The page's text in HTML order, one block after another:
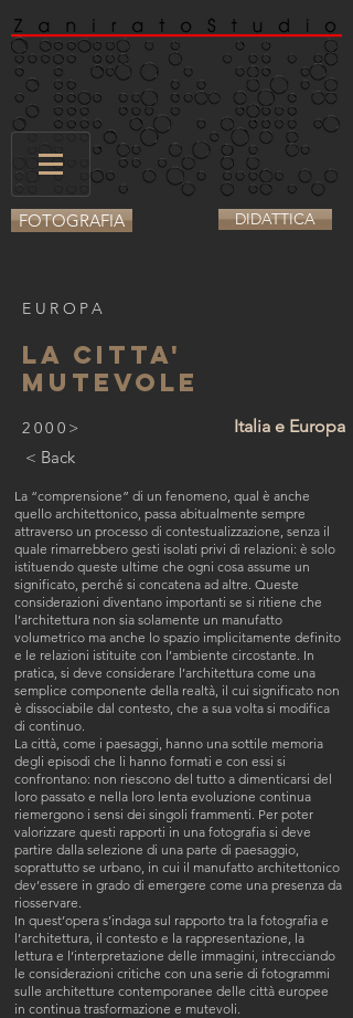
FOTOGRAFIA DIDATTICA
EUROPA
LA CITTA'
MUTEVOLE
2000>
Italia e Europa
< Back
La “comprensione” di un fenomeno, qual è anche
quello architettonico, passa abitualmente sempre
attraverso un processo di contestualizzazione, senza il
quale rimarrebbero gesti isolati privi di relazioni: è solo
istituendo queste ultime che ogni cosa assume un
significato, perché si concatena ad altre. Queste
considerazioni diventano importanti se si ritiene che
l’architettura non sia solamente un manufatto
volumetrico ma anche lo spazio implicitamente definito
e le relazioni istituite con l’ambiente circostante. In
pratica, si deve considerare l’architettura come una
semplice componente della realtà, il cui significato non
è dissociabile dal contesto, che a sua volta si modifica
di continuo.
La città, come i paesaggi, hanno una sottile memoria
degli episodi che li hanno formati e con essi si
confrontano: non riescono del tutto a dimenticarsi del
loro passato e nella loro lenta evoluzione continua
riemergono i sensi dei singoli frammenti. Per poter
valorizzare questi rapporti in una fotografia si deve
partire dalla selezione di una parte di paesaggio,
soprattutto se urbano, in cui il manufatto architettonico
dev’essere in grado di emergere come una presenza da
riosservare.
In quest’opera s’indaga sul rapporto tra la fotografia e
l’architettura, il contesto e la rappresentazione, la
lettura e l’interpretazione delle immagini, intrecciando
le considerazioni critiche con una serie di fotogrammi
sulle architetture contemporanee delle città europee
in continua trasformazione e mutevoli.